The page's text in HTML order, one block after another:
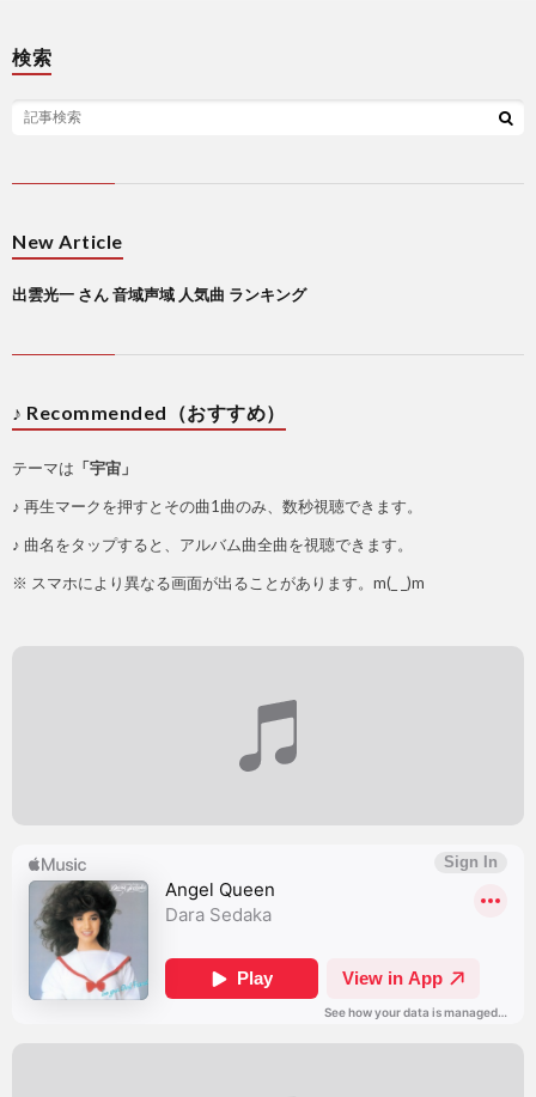
検索
New Article
出雲光一 さん 音域声域 人気曲 ランキング
♪ Recommended（おすすめ）
テーマは 「宇宙」
♪ 再生マークを押すとその曲1曲のみ、数秒視聴できます。
♪ 曲名をタップすると、アルバム曲全曲を視聴できます。
※ スマホにより異なる画面が出ることがあります。m(_ _)m